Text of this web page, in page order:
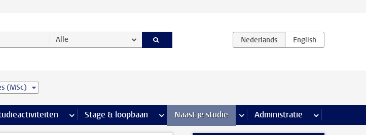
Alle
(MSc)
pagina’s meer Extra studieactiviteiten pagina’s
Stage & loopbaan meer Stage & loopbaan pagina’s
Naast je studie meer Naast je studie pagina’s
Administratie meer